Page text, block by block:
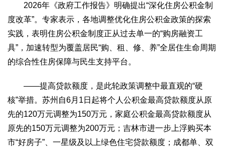
工业
装备制造 智能制造 制造2025 大国工匠
科教
科技观察 创新前沿 智慧教育 职业教育
国防
国防建设 军民融合 兵器装备 军营风采
2026年《政府工作报告》明确提出“深化住房公积金制
度改革”。专家表示，各地调整优化住房公积金政策的探索
实践，表明住房公积金制度正从过去单一的“购房融资工
具”，加速转型为覆盖居民“购、租、修、养”全居住生命周期
的综合性住房保障与民生支持平台。
——提高贷款额度，是此轮政策调整中最直观的“硬
核”举措。苏州自6月1日起将个人公积金最高贷款额度从原
先的120万元调整为150万元，家庭公积金最高贷款额度从
原先的150万元调整为200万元；吉林市进一步上浮购买本
市“好房子”、一星级及以上绿色住宅贷款额度；成都单、双